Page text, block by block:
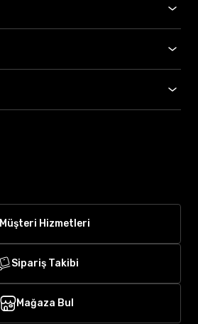
Müşteri Hizmetleri
Sipariş Takibi
Mağaza Bul